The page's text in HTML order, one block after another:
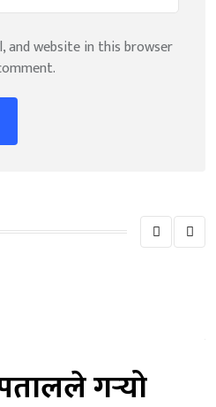
and website in this browser
गर्‍यो